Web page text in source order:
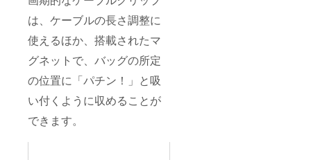
は、ケーブルの長さ調整に
使えるほか、搭載されたマ
グネットで、バッグの所定
の位置に「パチン！」と吸
い付くように収めることが
できます。